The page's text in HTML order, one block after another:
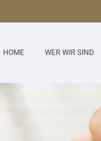
HOME WER WIR SIND